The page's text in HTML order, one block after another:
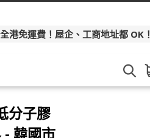
港免運費！屋企、工商地址都 OK！
分子膠
- 韓國市